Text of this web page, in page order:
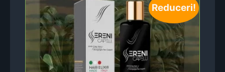
Reduceri!